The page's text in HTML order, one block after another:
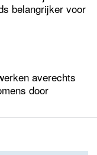
belangrijker voor
averechts
door